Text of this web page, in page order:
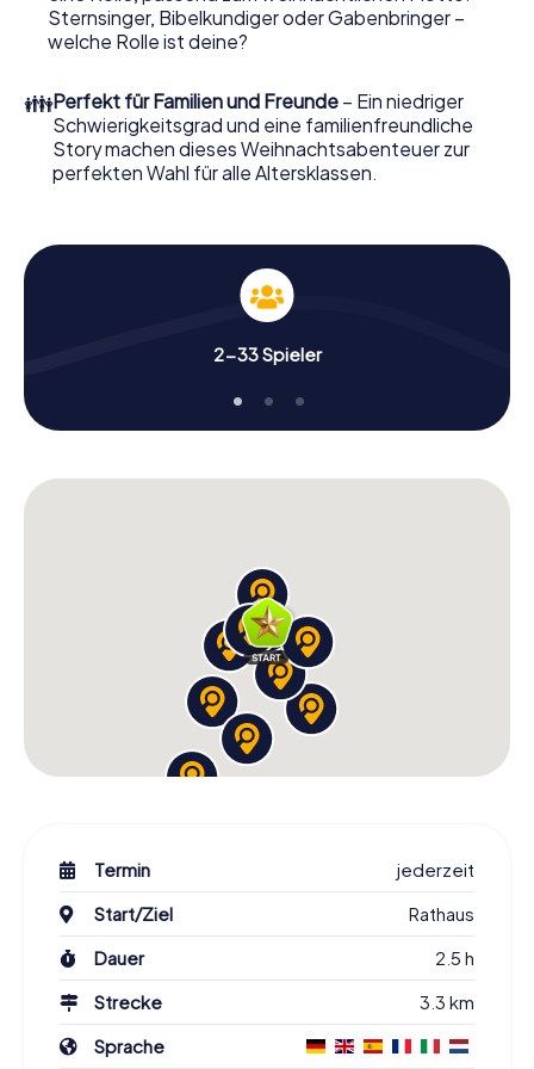
Weihnachtsmarkt von Antwerpen wird mit dem X-Mas
Adventure zu einem Highlight. Schließlich bietet die
Teambuilding und eine stimmungsvolle
Weihnachtsthematik. Gönnen Sie Ihren Kollegen also
einen unvergesslichen Ausklang des Jahres und planen Sie
unser X-Mas Adventure als Programmpunkt Ihrer
Sternsinger, Bibelkundiger oder Gabenbringer –
welche Rolle ist deine?
👪Perfekt für Familien und Freunde – Ein niedriger
Schwierigkeitsgrad und eine familienfreundliche
Story machen dieses Weihnachtsabenteuer zur
perfekten Wahl für alle Altersklassen.
2-33 Spieler
Termin
jederzeit
Start/Ziel
Rathaus
Dauer
2.5 h
Strecke
3.3 km
Sprache